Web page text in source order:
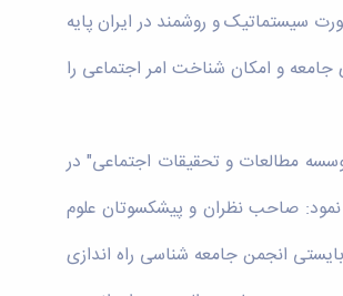
سیستماتیک و روشمند در ایران پایه
جامعه و امکان شناخت امر اجتماعی را
مطالعات و تحقیقات اجتماعی" در
تاکید نمود: صاحب نظران و پیشکسوتان علوم
بایستی انجمن جامعه شناسی راه اندازی